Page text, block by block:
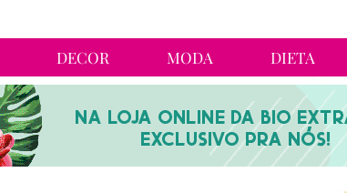
DECOR MODA DIETA